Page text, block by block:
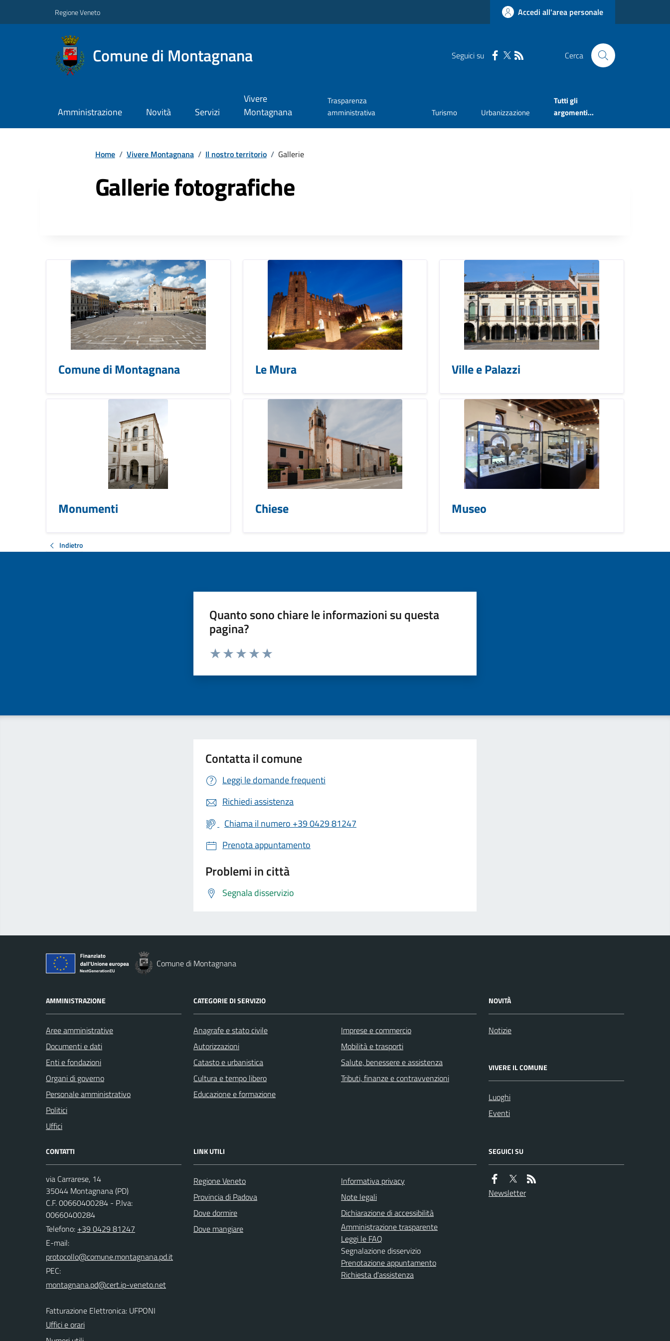
Regione Veneto Accedi all'area personale
Comune di Montagnana Seguici su Cerca
Amministrazione Novità Servizi
Vivere
Montagnana
Trasparenza
amministrativa
Turismo Urbanizzazione
Tutti gli
argomenti...
Home / Vivere Montagnana / Il nostro territorio / Gallerie
Gallerie fotografiche
Comune di Montagnana Le Mura Ville e Palazzi
Monumenti Chiese Museo
Indietro
Quanto sono chiare le informazioni su questa
pagina?
Valuta da 1 a 5 stelle la pagina
Contatta il comune
Leggi le domande frequenti
Richiedi assistenza
Chiama il numero +39 0429 81247
Prenota appuntamento
Problemi in città
Segnala disservizio
Comune di Montagnana
AMMINISTRAZIONE
Aree amministrative
Documenti e dati
Enti e fondazioni
Organi di governo
Personale amministrativo
Politici
Uffici
CATEGORIE DI SERVIZIO
Anagrafe e stato civile
Autorizzazioni
Catasto e urbanistica
Cultura e tempo libero
Educazione e formazione
Imprese e commercio
Mobilità e trasporti
Salute, benessere e assistenza
Tributi, finanze e contravvenzioni
NOVITÀ
Notizie
VIVERE IL COMUNE
Luoghi
Eventi
CONTATTI
via Carrarese, 14
35044 Montagnana (PD)
C.F. 00660400284 - P.Iva:
00660400284
Telefono: +39 0429 81247
E-mail:
PEC:
Fatturazione Elettronica: UFPONI
Uffici e orari
LINK UTILI
Regione Veneto
Provincia di Padova
Dove dormire
Dove mangiare
Informativa privacy
Note legali
Dichiarazione di accessibilità
Amministrazione trasparente
Leggi le FAQ
Segnalazione disservizio
Prenotazione appuntamento
Richiesta d'assistenza
SEGUICI SU
Newsletter